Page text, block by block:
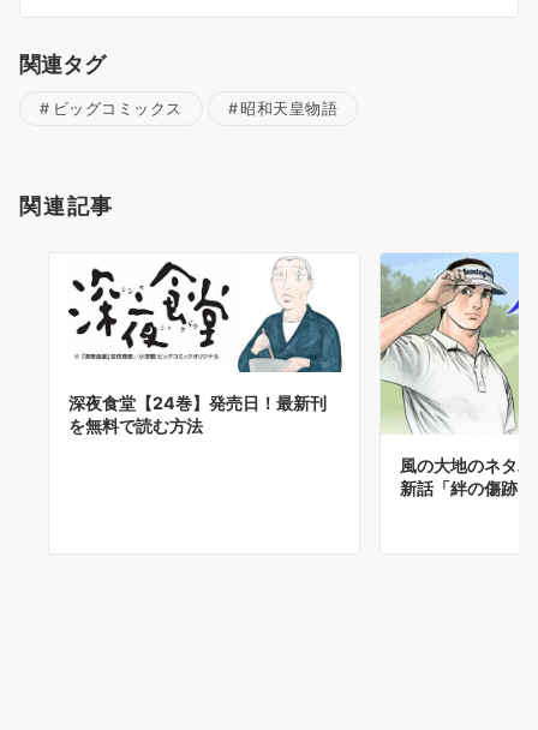
関連タグ
ビッグコミックス 昭和天皇物語
関連記事
深夜食堂【24巻】発売日！最新刊
を無料で読む方法
風の大地のネタ
新話「絆の傷跡